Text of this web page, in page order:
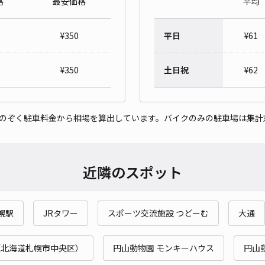
コ
北
¥350
¥350
平日 ¥61
土日祝 ¥62
ぞく駐車料金から相場を算出しています。バイクのみの駐車場は集
近隣のスポット
駅 JRタワー スポーツ交流施設 つどーむ 大通
海道札幌市中央区） 円山動物園 モンキーハウス 円山